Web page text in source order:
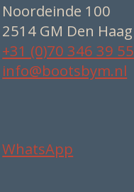
Noordeinde 100
2514 GM Den Haag
+31 (0)70 346 39 55
info@bootsbym.nl
WhatsApp